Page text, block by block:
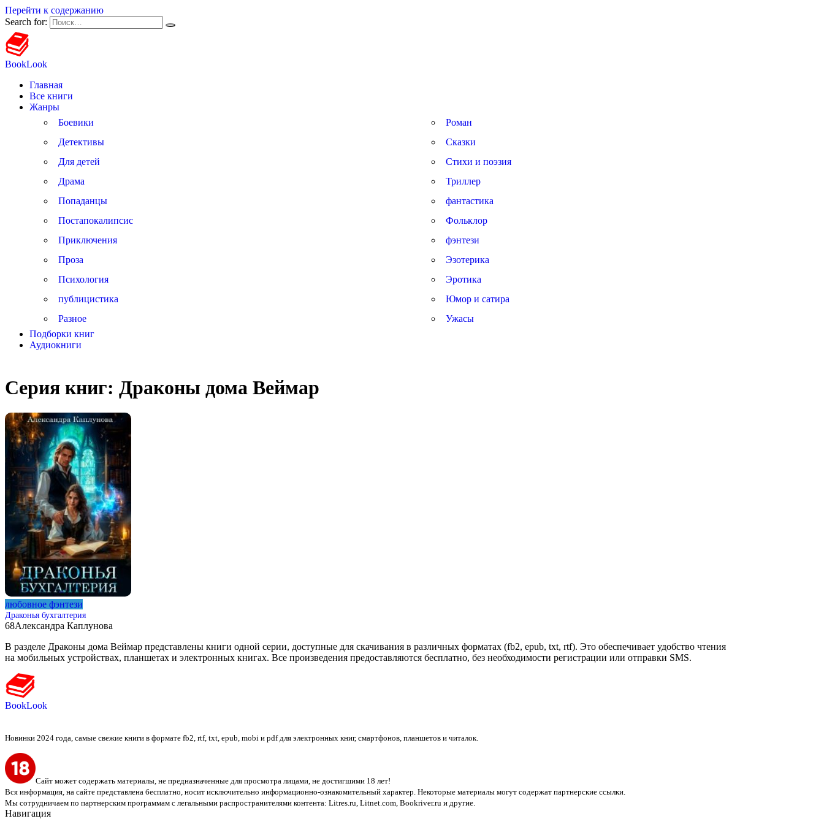
Перейти к содержанию
Search for:
BookLook
Главная
Все книги
Жанры
Боевики
Детективы
Для детей
Драма
Попаданцы
Постапокалипсис
Приключения
Проза
Психология
публицистика
Разное
Роман
Сказки
Стихи и поэзия
Триллер
фантастика
Фольклор
фэнтези
Эзотерика
Эротика
Юмор и сатира
Ужасы
Подборки книг
Аудиокниги
Серия книг: Драконы дома Веймар
любовное фэнтези
Драконья бухгалтерия
68Александра Каплунова
В разделе Драконы дома Веймар представлены книги одной серии, доступные для скачивания в различных форматах (fb2, epub, txt, rtf). Это обеспечивает удобство чтения
на мобильных устройствах, планшетах и электронных книгах. Все произведения предоставляются бесплатно, без необходимости регистрации или отправки SMS.
BookLook
Новинки 2024 года, самые свежие книги в формате fb2, rtf, txt, epub, mobi и pdf для электронных книг, смартфонов, планшетов и читалок.
Сайт может содержать материалы, не предназначенные для просмотра лицами, не достигшими 18 лет!
Вся информация, на сайте представлена бесплатно, носит исключительно информационно-ознакомительный характер. Некоторые материалы могут содержат партнерские ссылки.
Мы сотрудничаем по партнерским программам с легальными распространителями контента: Litres.ru, Litnet.com, Bookriver.ru и другие.
Навигация